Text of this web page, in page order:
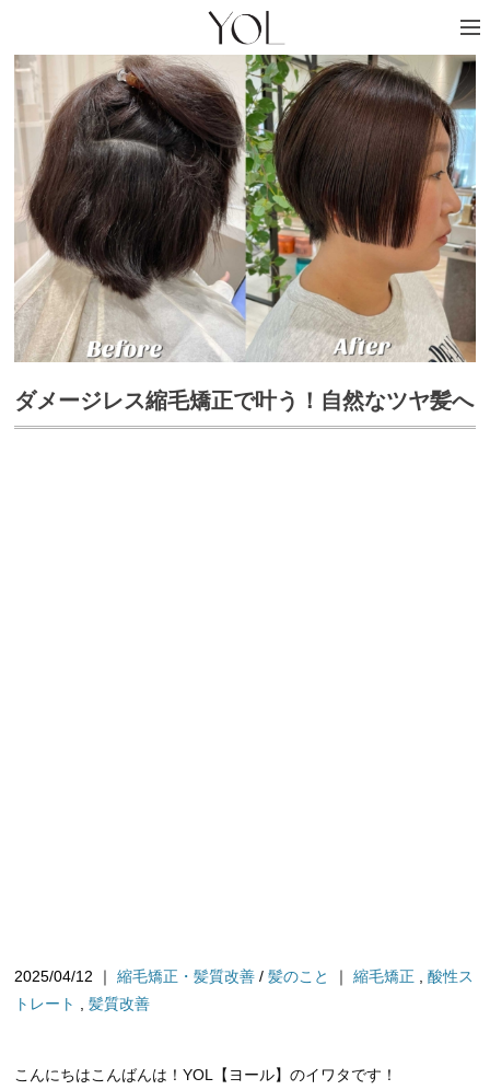
ダメージレス縮毛矯正で叶う！自然なツヤ髪へ
2025/04/12 ｜縮毛矯正・髪質改善 /髪のこと ｜ 縮毛矯正 ,酸性ス
トレート
,髪質改善
こんにちはこんばんは！YOL【ヨール】のイワタです！